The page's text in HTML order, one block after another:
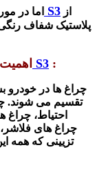
اما در چراغ خطر روی صندوق عقب جک S3
پلاستیک شفاف
اهمیت چراغ خطر روی صندوق عقب اصلی جک S3 :
چراغ ها در خودرو
تقسیم می شوند.
احتیاط،
چراغ های
تزیینی که همه